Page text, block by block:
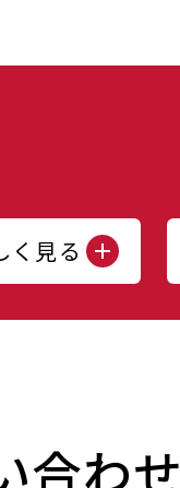
く見る
合わせ